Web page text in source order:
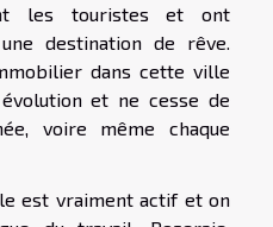
les touristes et ont
destination de rêve.
dans cette ville
et ne cesse de
voire même chaque
est vraiment actif et on